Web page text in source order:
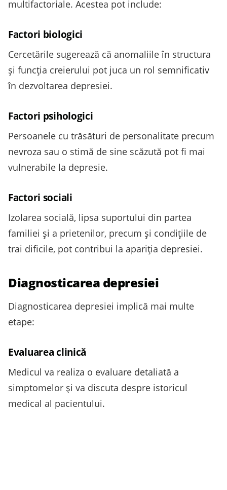
multifactoriale. Acestea pot include:
Factori biologici
Cercetările sugerează că anomaliile în structura
și funcția creierului pot juca un rol semnificativ
în dezvoltarea depresiei.
Factori psihologici
Persoanele cu trăsături de personalitate precum
nevroza sau o stimă de sine scăzută pot fi mai
vulnerabile la depresie.
Factori sociali
Izolarea socială, lipsa suportului din partea
familiei și a prietenilor, precum și condițiile de
trai dificile, pot contribui la apariția depresiei.
Diagnosticarea depresiei
Diagnosticarea depresiei implică mai multe
etape:
Evaluarea clinică
Medicul va realiza o evaluare detaliată a
simptomelor și va discuta despre istoricul
medical al pacientului.